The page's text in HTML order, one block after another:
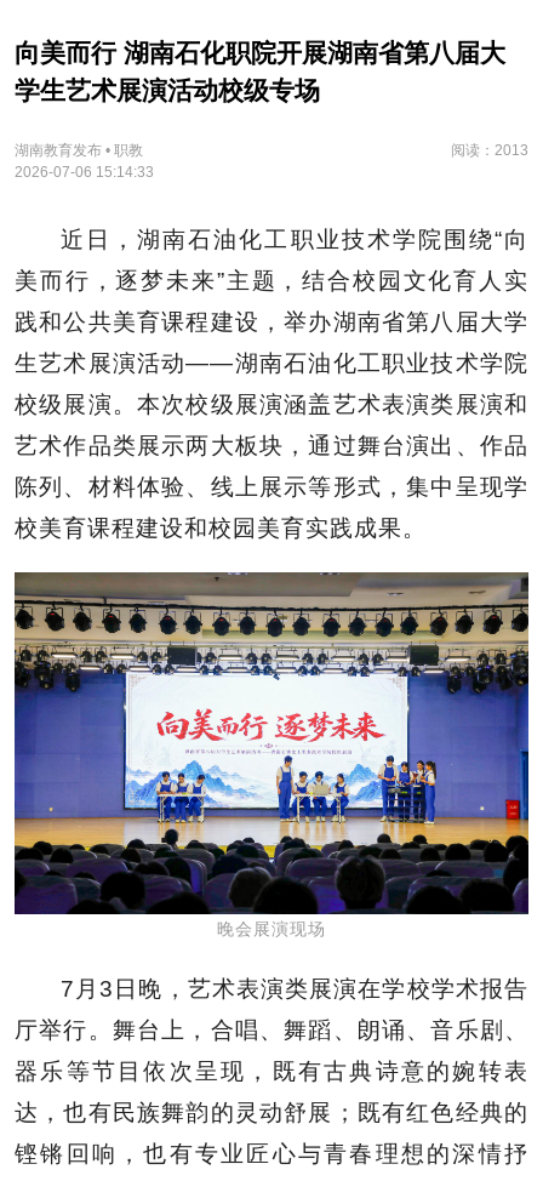
向美而行 湖南石化职院开展湖南省第八届大
学生艺术展演活动校级专场
湖南教育发布 • 职教
阅读：2013
2026-07-06 15:14:33
近日，湖南石油化工职业技术学院围绕“向
美而行，逐梦未来”主题，结合校园文化育人实
践和公共美育课程建设，举办湖南省第八届大学
生艺术展演活动——湖南石油化工职业技术学院
校级展演。本次校级展演涵盖艺术表演类展演和
艺术作品类展示两大板块，通过舞台演出、作品
陈列、材料体验、线上展示等形式，集中呈现学
校美育课程建设和校园美育实践成果。
晚会展演现场
7月3日晚，艺术表演类展演在学校学术报告
厅举行。舞台上，合唱、舞蹈、朗诵、音乐剧、
器乐等节目依次呈现，既有古典诗意的婉转表
达，也有民族舞韵的灵动舒展；既有红色经典的
铿锵回响，也有专业匠心与青春理想的深情抒